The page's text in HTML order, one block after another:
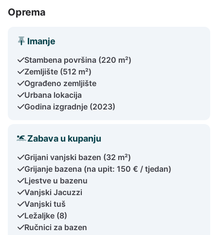
Oprema
Imanje
Stambena površina (220 m²)
Zemljište (512 m²)
Ograđeno zemljište
Urbana lokacija
Godina izgradnje (2023)
Zabava u kupanju
Grijani vanjski bazen (32 m²)
Grijanje bazena (na upit: 150 € / tjedan)
Ljestve u bazenu
Vanjski Jacuzzi
Vanjski tuš
Ležaljke (8)
Ručnici za bazen